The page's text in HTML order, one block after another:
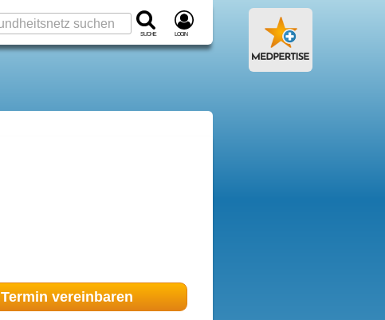
Suche Login
Termin vereinbaren